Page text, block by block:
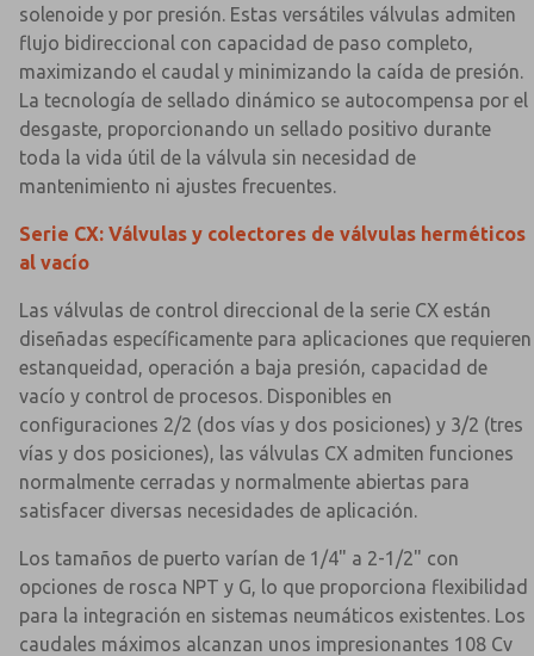
solenoide y por presión. Estas versátiles válvulas admiten
flujo bidireccional con capacidad de paso completo,
maximizando el caudal y minimizando la caída de presión.
La tecnología de sellado dinámico se autocompensa por el
desgaste, proporcionando un sellado positivo durante
toda la vida útil de la válvula sin necesidad de
mantenimiento ni ajustes frecuentes.
Serie CX: Válvulas y colectores de válvulas herméticos
al vacío
Las válvulas de control direccional de la serie CX están
diseñadas específicamente para aplicaciones que requieren
estanqueidad, operación a baja presión, capacidad de
vacío y control de procesos. Disponibles en
configuraciones 2/2 (dos vías y dos posiciones) y 3/2 (tres
vías y dos posiciones), las válvulas CX admiten funciones
normalmente cerradas y normalmente abiertas para
satisfacer diversas necesidades de aplicación.
Los tamaños de puerto varían de 1/4" a 2-1/2" con
opciones de rosca NPT y G, lo que proporciona flexibilidad
para la integración en sistemas neumáticos existentes. Los
caudales máximos alcanzan unos impresionantes 108 Cv